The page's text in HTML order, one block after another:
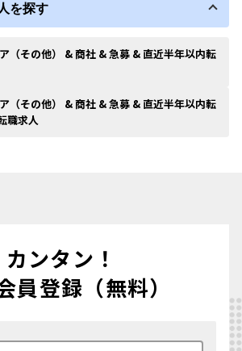
を探す
（その他） & 商社 & 急募 & 直近半年以内転
（その他） & 商社 & 急募 & 直近半年以内転
職求人
カンタン！
員登録（無料）